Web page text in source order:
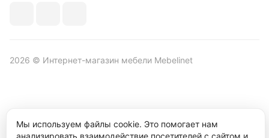
2026 © Интернет-магазин мебели Mebelinet
конфиденциальности
Мы используем файлы cookie. Это помогает нам
анализировать взаимодействие посетителей с сайтом и